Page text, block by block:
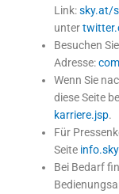
Link:sky.at/
unter
Besuchen
Adresse:
Wenn Sie
diese Seite
karriere.jsp.
Für
Seite
Bei Bedarf